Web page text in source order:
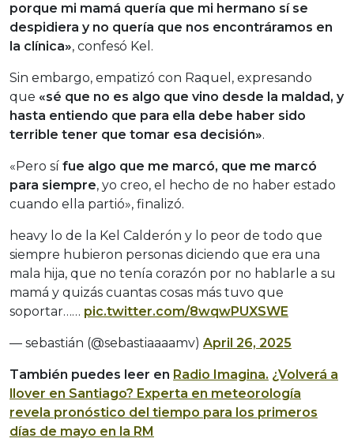
porque mi mamá quería que mi hermano sí se
despidiera y no quería que nos encontráramos en
la clínica», confesó Kel.
Sin embargo, empatizó con Raquel, expresando
que «sé que no es algo que vino desde la maldad, y
hasta entiendo que para ella debe haber sido
terrible tener que tomar esa decisión».
«Pero sí fue algo que me marcó, que me marcó
para siempre, yo creo, el hecho de no haber estado
cuando ella partió», finalizó.
heavy lo de la Kel Calderón y lo peor de todo que
siempre hubieron personas diciendo que era una
mala hija, que no tenía corazón por no hablarle a su
mamá y quizás cuantas cosas más tuvo que
soportar…… pic.twitter.com/8wqwPUXSWE
— sebastián (@sebastiaaaamv) April 26, 2025
También puedes leer en Radio Imagina. ¿Volverá a
llover en Santiago? Experta en meteorología
revela pronóstico del tiempo para los primeros
días de mayo en la RM